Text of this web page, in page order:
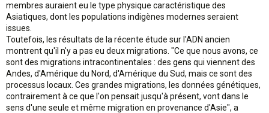
membres auraient eu le type physique caractéristique des
Asiatiques, dont les populations indigènes modernes seraient
issues.
Toutefois, les résultats de la récente étude sur l'ADN ancien
montrent qu'il n'y a pas eu deux migrations. "Ce que nous avons, ce
sont des migrations intracontinentales : des gens qui viennent des
Andes, d'Amérique du Nord, d'Amérique du Sud, mais ce sont des
processus locaux. Ces grandes migrations, les données génétiques,
contrairement à ce que l'on pensait jusqu'à présent, vont dans le
sens d'une seule et même migration en provenance d'Asie", a